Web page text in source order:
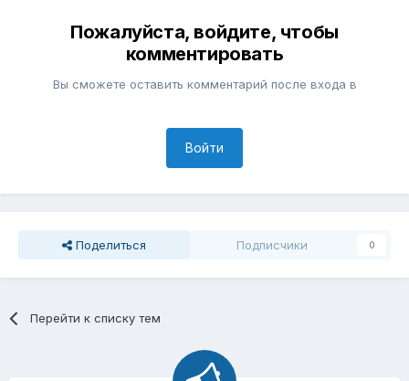
Пожалуйста, войдите, чтобы
комментировать
Вы сможете оставить комментарий после входа в
Войти
Поделиться Подписчики 0
Перейти к списку тем